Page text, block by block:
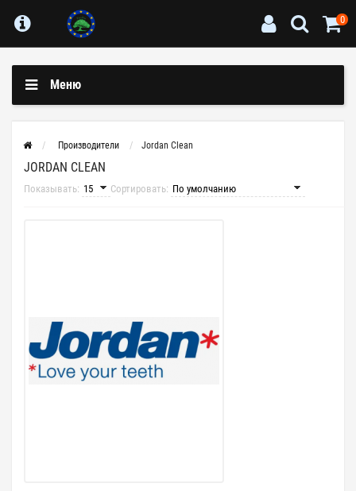
0
Меню
Производители Jordan Clean
JORDAN CLEAN
Показывать: Сортировать: